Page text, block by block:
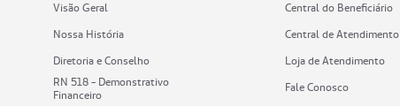
Visão Geral
Nossa História
Diretoria e Conselho
RN 518 - Demonstrativo
Financeiro
Central do Beneficiário
Central de Atendimento
Loja de Atendimento
Fale Conosco